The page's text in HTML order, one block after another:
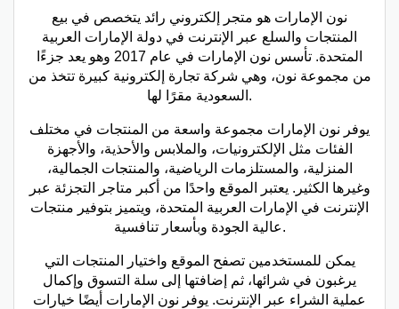
نون الإمارات هو متجر إلكتروني رائد يتخصص في بيع
المنتجات والسلع عبر الإنترنت في دولة الإمارات العربية
المتحدة. تأسس نون الإمارات في عام 2017 وهو يعد جزءًا
من مجموعة نون، وهي شركة تجارة إلكترونية كبيرة تتخذ من
السعودية مقرًا لها.
يوفر نون الإمارات مجموعة واسعة من المنتجات في مختلف
الفئات مثل الإلكترونيات، والملابس والأحذية، والأجهزة
المنزلية، والمستلزمات الرياضية، والمنتجات الجمالية،
وغيرها الكثير. يعتبر الموقع واحدًا من أكبر متاجر التجزئة عبر
الإنترنت في الإمارات العربية المتحدة، ويتميز بتوفير منتجات
عالية الجودة وبأسعار تنافسية.
يمكن للمستخدمين تصفح الموقع واختيار المنتجات التي
يرغبون في شرائها، ثم إضافتها إلى سلة التسوق وإكمال
عملية الشراء عبر الإنترنت. يوفر نون الإمارات أيضًا خيارات